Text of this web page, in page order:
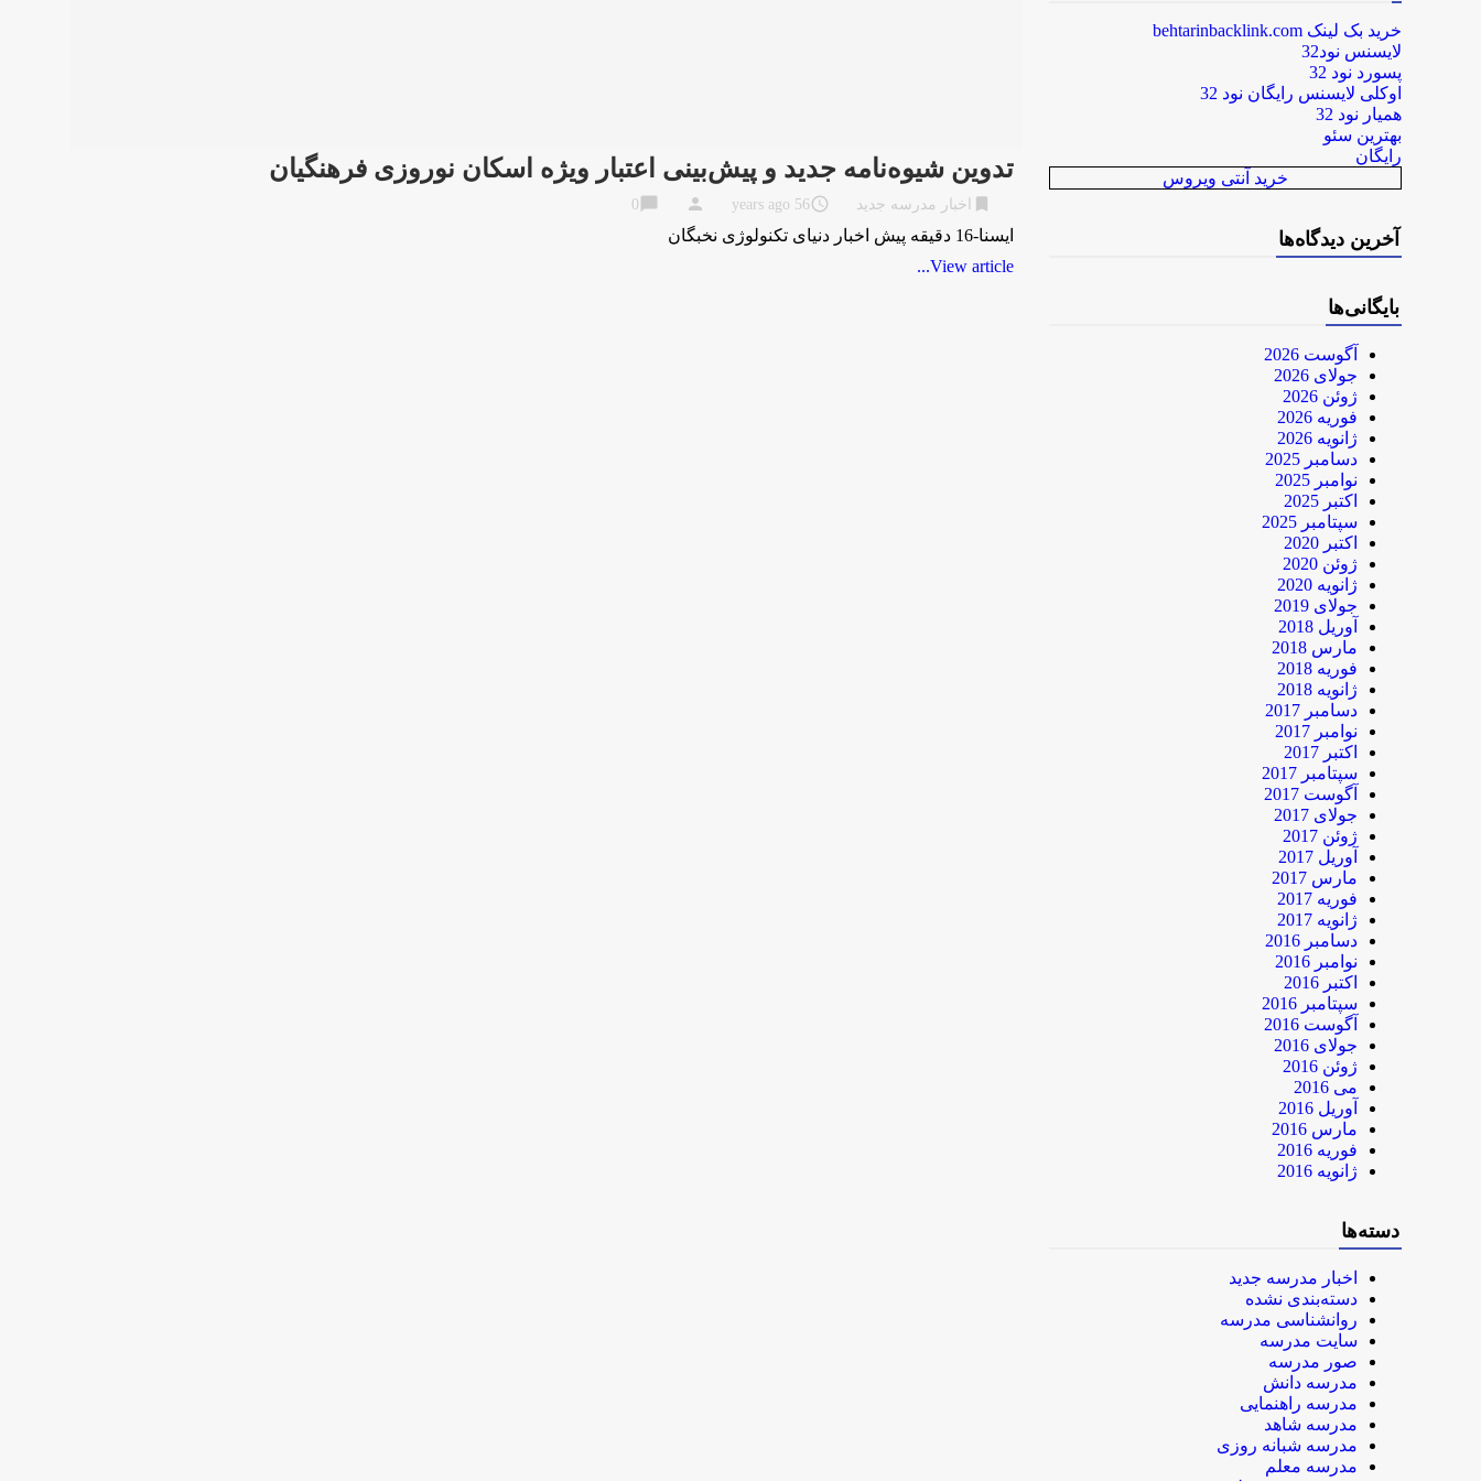
تدوین شیوه‌نامه جدید و پیش‌بینی اعتبار ویژه اسکان نوروزی فرهنگیان
اخبار مدرسه جدید access_time
56 years ago
person
chat_bubble
0
ایسنا-16 دقیقه پیش اخبار دنیای تکنولوژی نخبگان
View article...
خرید بک لینک behtarinbacklink.com
لایسنس نود32
پسورد نود 32
اوکلی لایسنس رایگان نود 32
همیار نود 32
بهترین سئو
رایگان
خرید آنتی ویروس
آخرین دیدگاه‌ها
بایگانی‌ها
آگوست 2026
جولای 2026
ژوئن 2026
فوریه 2026
ژانویه 2026
دسامبر 2025
نوامبر 2025
اکتبر 2025
سپتامبر 2025
اکتبر 2020
ژوئن 2020
ژانویه 2020
جولای 2019
آوریل 2018
مارس 2018
فوریه 2018
ژانویه 2018
دسامبر 2017
نوامبر 2017
اکتبر 2017
سپتامبر 2017
آگوست 2017
جولای 2017
ژوئن 2017
آوریل 2017
مارس 2017
فوریه 2017
ژانویه 2017
دسامبر 2016
نوامبر 2016
اکتبر 2016
سپتامبر 2016
آگوست 2016
جولای 2016
ژوئن 2016
می 2016
آوریل 2016
مارس 2016
فوریه 2016
ژانویه 2016
دسته‌ها
اخبار مدرسه جدید
دسته‌بندی نشده
روانشناسی مدرسه
سایت مدرسه
صور مدرسه
مدرسه دانش
مدرسه راهنمایی
مدرسه شاهد
مدرسه شبانه روزی
مدرسه معلم